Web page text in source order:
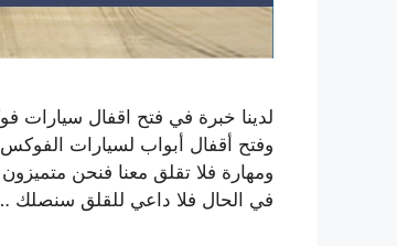
لدينا خبرة في فتح اقفال
وفتح أقفال أبواب لسيارات
ومهارة فلا تقلق معنا فنحن
في الحال فلا داعي للقلق سنصلك